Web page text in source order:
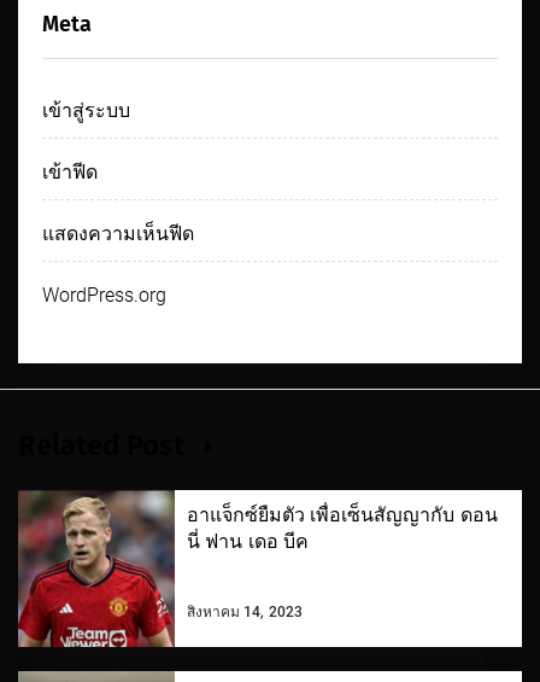
Meta
เข้าสู่ระบบ
เข้าฟีด
แสดงความเห็นฟีด
WordPress.org
อาแจ็กซ์ยืมตัว เพื่อเซ็นสัญญากับ ดอน
นี่ ฟาน เดอ บีค
สิงหาคม 14, 2023